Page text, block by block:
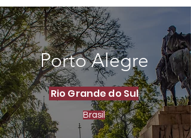
Porto Alegre
Rio Grande do Sul
Brasil